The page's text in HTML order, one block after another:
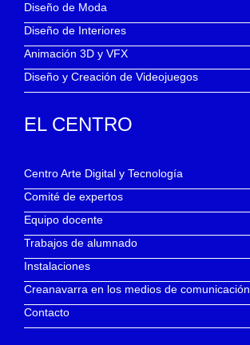
Diseño de Moda
Diseño de Interiores
Animación 3D y VFX
Diseño y Creación de Videojuegos
EL CENTRO
Centro Arte Digital y Tecnología
Comité de expertos
Equipo docente
Trabajos de alumnado
Instalaciones
Creanavarra en los medios de comunicación
Contacto